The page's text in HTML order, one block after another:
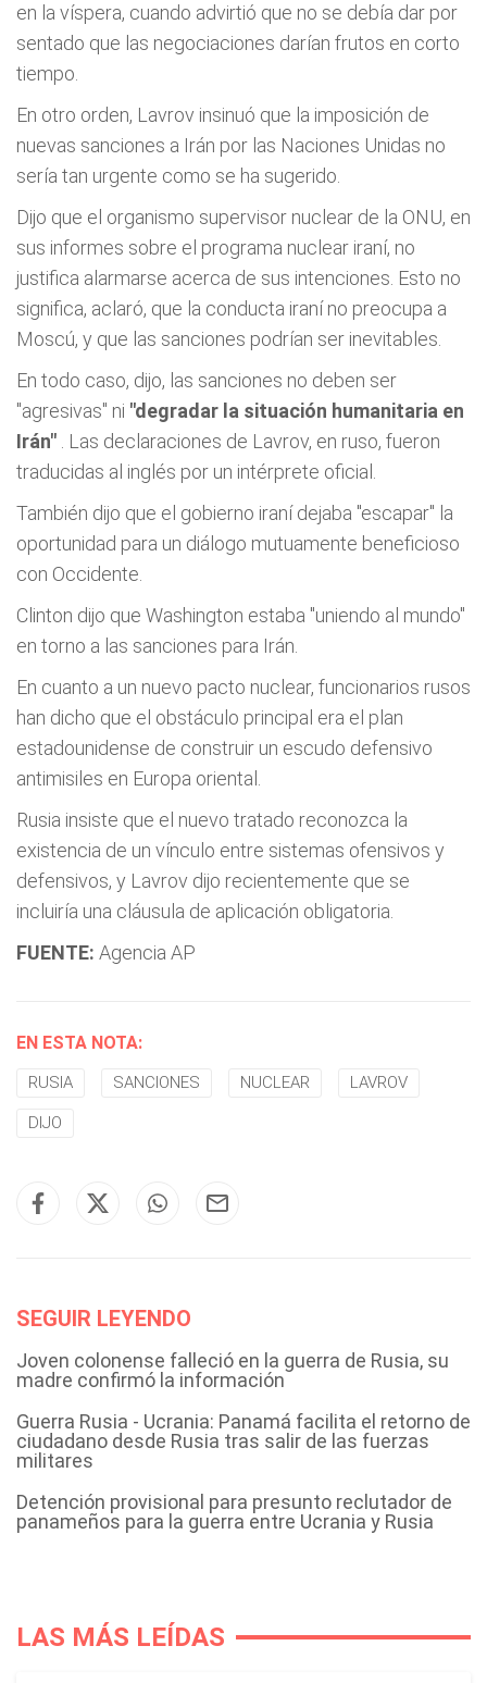
en la víspera, cuando advirtió que no se debía dar por
sentado que las negociaciones darían frutos en corto
tiempo.
En otro orden, Lavrov insinuó que la imposición de
nuevas sanciones a Irán por las Naciones Unidas no
sería tan urgente como se ha sugerido.
Dijo que el organismo supervisor nuclear de la ONU, en
sus informes sobre el programa nuclear iraní, no
justifica alarmarse acerca de sus intenciones. Esto no
significa, aclaró, que la conducta iraní no preocupa a
Moscú, y que las sanciones podrían ser inevitables.
En todo caso, dijo, las sanciones no deben ser
"agresivas" ni "degradar la situación humanitaria en
Irán" . Las declaraciones de Lavrov, en ruso, fueron
traducidas al inglés por un intérprete oficial.
También dijo que el gobierno iraní dejaba "escapar" la
oportunidad para un diálogo mutuamente beneficioso
con Occidente.
Clinton dijo que Washington estaba "uniendo al mundo"
en torno a las sanciones para Irán.
En cuanto a un nuevo pacto nuclear, funcionarios rusos
han dicho que el obstáculo principal era el plan
estadounidense de construir un escudo defensivo
antimisiles en Europa oriental.
Rusia insiste que el nuevo tratado reconozca la
existencia de un vínculo entre sistemas ofensivos y
defensivos, y Lavrov dijo recientemente que se
incluiría una cláusula de aplicación obligatoria.
FUENTE: Agencia AP
EN ESTA NOTA:
RUSIA SANCIONES NUCLEAR LAVROV
DIJO
SEGUIR LEYENDO
Joven colonense falleció en la guerra de Rusia, su
madre confirmó la información
Guerra Rusia - Ucrania: Panamá facilita el retorno de
ciudadano desde Rusia tras salir de las fuerzas
militares
Detención provisional para presunto reclutador de
panameños para la guerra entre Ucrania y Rusia
LAS MÁS LEÍDAS